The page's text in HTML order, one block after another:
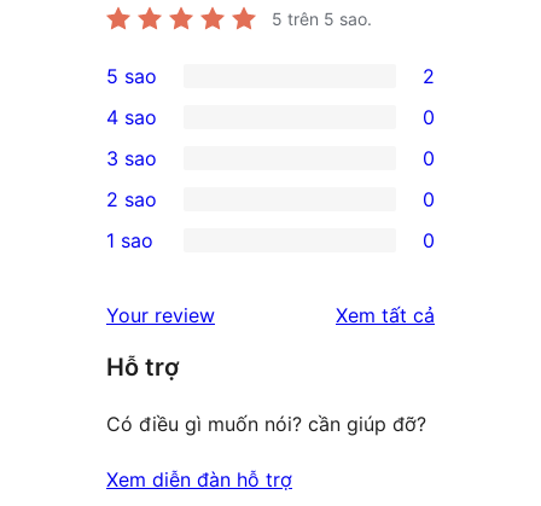
5 trên 5 sao.
2
5-
star
reviews
5 sao 2
4-
star
reviews
4 sao 0
0
3-
star
3 sao 0
2-
reviews
2 sao 0
star
reviews
1 sao 0
Your review Xem tất cả
Hỗ trợ
Có điều gì muốn nói? cần giúp đỡ?
Xem diễn đàn hỗ trợ